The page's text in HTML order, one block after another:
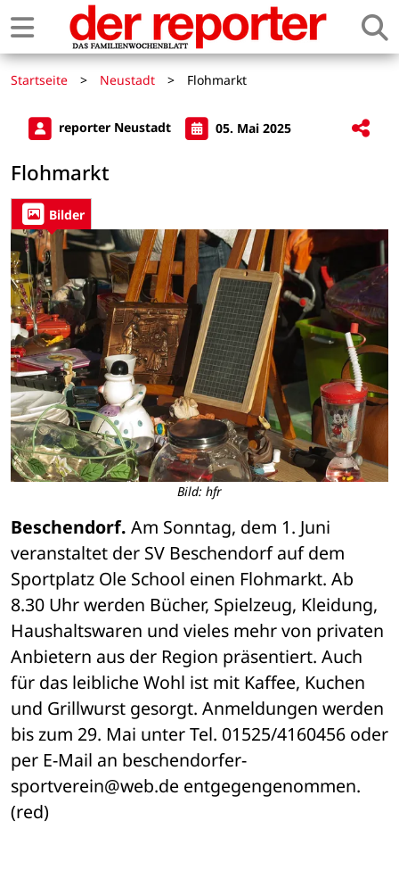
Startseite > Neustadt > Flohmarkt
reporter Neustadt 05. Mai 2025
Flohmarkt
Bilder
Bild: hfr
Beschendorf. Am Sonntag, dem 1. Juni
veranstaltet der SV Beschendorf auf dem
Sportplatz Ole School einen Flohmarkt. Ab
8.30 Uhr werden Bücher, Spielzeug, Kleidung,
Haushaltswaren und vieles mehr von privaten
Anbietern aus der Region präsentiert. Auch
für das leibliche Wohl ist mit Kaffee, Kuchen
und Grillwurst gesorgt. Anmeldungen werden
bis zum 29. Mai unter Tel. 01525/4160456 oder
per E-Mail an beschendorfer-
sportverein@web.de entgegengenommen.
(red)